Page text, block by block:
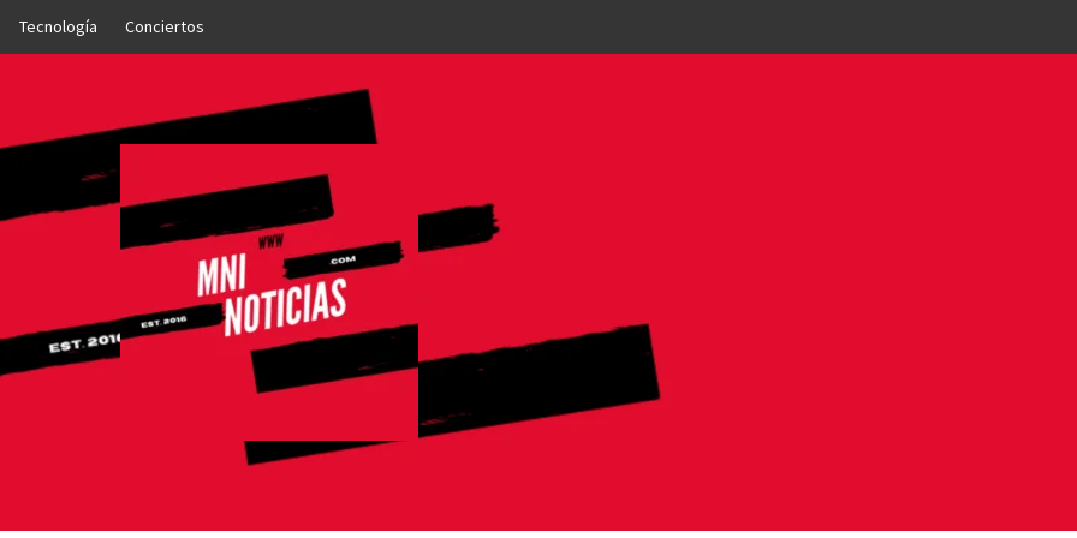
Tecnología Conciertos